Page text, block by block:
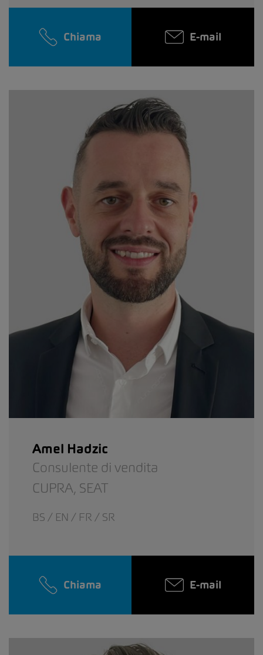
Chiama E-mail
Amel Hadzic
Consulente di vendita
CUPRA, SEAT
BS / EN / FR / SR
Chiama E-mail